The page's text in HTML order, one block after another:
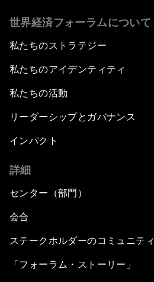
世界経済フォーラムについて
私たちのストラテジー
私たちのアイデンティティ
私たちの活動
リーダーシップとガバナンス
インパクト
詳細
センター（部門）
会合
ステークホルダーのコミュニティ
「フォーラム・ストーリー」